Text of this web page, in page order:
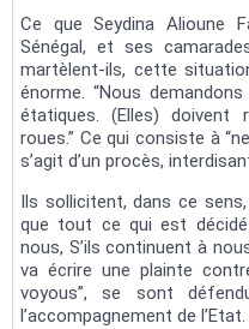
Ce que Seydina Alioune
Sénégal, et ses
martèlent-ils, cette
énorme. “Nous
étatiques. (Elles) doivent
roues.” Ce qui consiste à
s’agit d’un procès,
Ils sollicitent, dans ce
que tout ce qui est
nous, S’ils continuent à
va écrire une plainte
voyous”, se sont
l’accompagnement de l’Etat.